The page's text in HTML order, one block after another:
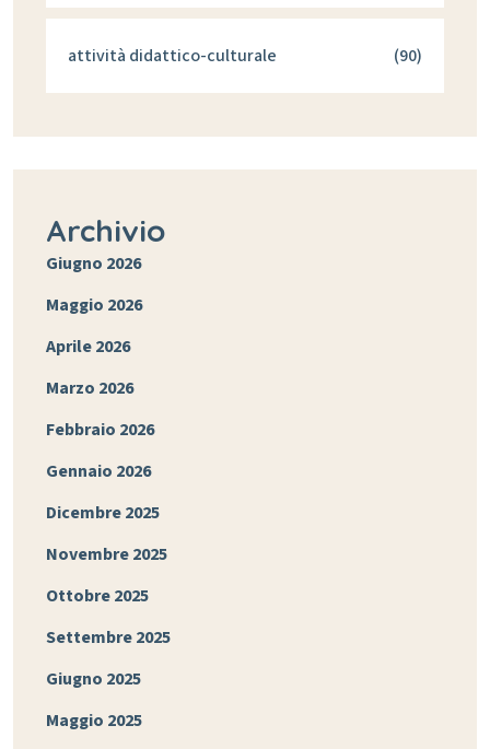
attività didattico-culturale (90)
Archivio
Giugno 2026
Maggio 2026
Aprile 2026
Marzo 2026
Febbraio 2026
Gennaio 2026
Dicembre 2025
Novembre 2025
Ottobre 2025
Settembre 2025
Giugno 2025
Maggio 2025